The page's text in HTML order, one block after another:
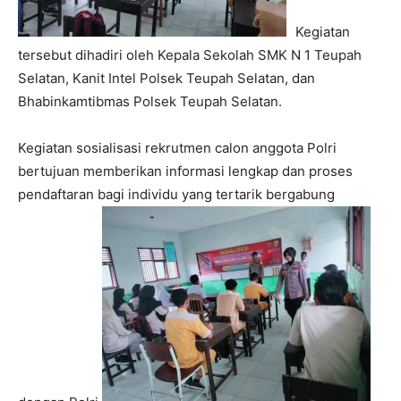
Kegiatan
tersebut dihadiri oleh Kepala Sekolah SMK N 1 Teupah
Selatan, Kanit Intel Polsek Teupah Selatan, dan
Bhabinkamtibmas Polsek Teupah Selatan.
Kegiatan sosialisasi rekrutmen calon anggota Polri
bertujuan memberikan informasi lengkap dan proses
pendaftaran bagi individu yang tertarik bergabung